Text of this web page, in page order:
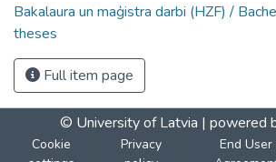
Bakalaura un maģistra darbi (HZF) /
theses
Full item page
© University of Latvia | powered
Cookie
Privacy
End User